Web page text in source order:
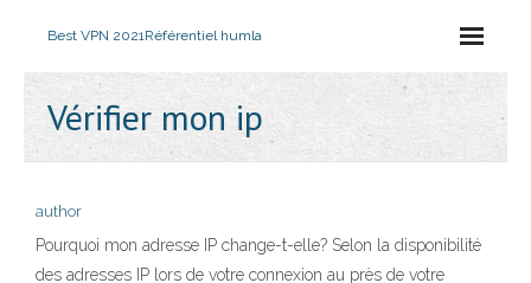
Best VPN 2021Référentiel humla
Vérifier mon ip
author
Pourquoi mon adresse IP change-t-elle? Selon la disponibilité
des adresses IP lors de votre connexion au près de votre